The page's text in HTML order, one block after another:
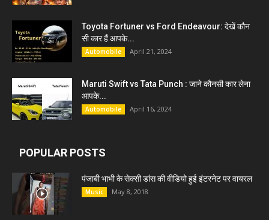
Toyota Fortuner vs Ford Endeavour: देखें कौन
सी कार हैं आपके...
Automobile April 21, 2024
Maruti Swift vs Tata Punch : जाने कौनसी कार लेना
आपके...
Automobile April 16, 2024
POPULAR POSTS
पंजाबी भाभी के सेक्सी डांस की वीडियो हुई इंटरनेट पर वायरल
Music May 8, 2018